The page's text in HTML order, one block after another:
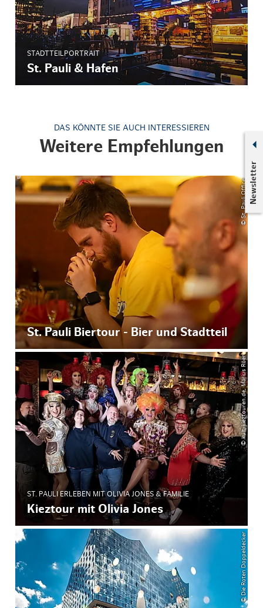
Newsletter
STADTTEILPORTRAIT
St. Pauli & Hafen
DAS KÖNNTE SIE AUCH INTERESSIEREN
Weitere Empfehlungen
© St. Pauli Office
St. Pauli Biertour - Bier und Stadtteil
© kult-kieztouren.de, Marius Röer
ST. PAULI ERLEBEN MIT OLIVIA JONES & FAMILIE
Kieztour mit Olivia Jones
© Die Roten Doppeldecker